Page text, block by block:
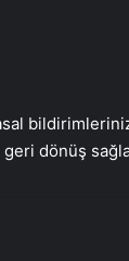
dönüş
180